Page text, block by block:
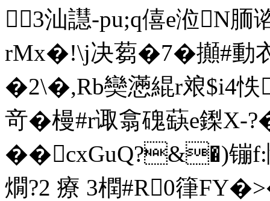
3汕譿-pu;q僖e涖N胹
rMx�!\j决蒭�7� 攧#
�2\�,Rb奱懣緄r斏$i4怢
竒� 槾#r诹翕磈蒛e
��cxGuQ?&�)镚f:
燗?2 療 3 橍#R0箻